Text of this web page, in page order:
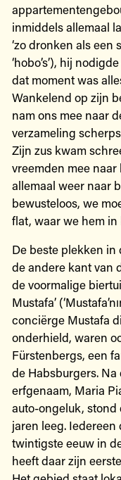
inmiddels allemaal
‘zo dronken als een
‘hobo’s’), hij
dat moment was
Wankelend op zijn
nam ons mee naar
verzameling
Zijn zus kwam
vreemden mee
allemaal weer naar
bewusteloos, we
flat, waar we hem in
De beste plekken
de andere kant van
de voormalige
Mustafa’
conciërge Mustafa
onderhield, waren
Fürstenbergs, een
de Habsburgers.
erfgenaam, Maria
auto-ongeluk,
jaren leeg.
twintigste eeuw in
heeft daar zijn